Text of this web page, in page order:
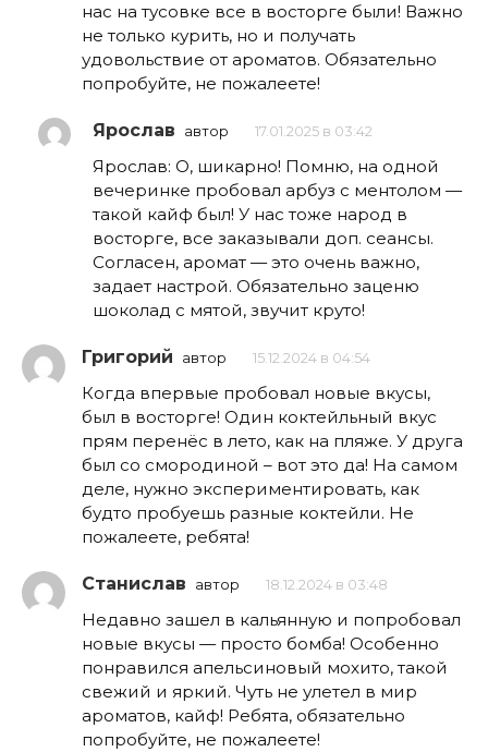
нас на тусовке все в восторге были! Важно
не только курить, но и получать
удовольствие от ароматов. Обязательно
попробуйте, не пожалеете!
Ярослав автор 17.01.2025 в 03:42
Ярослав: О, шикарно! Помню, на одной
вечеринке пробовал арбуз с ментолом —
такой кайф был! У нас тоже народ в
восторге, все заказывали доп. сеансы.
Согласен, аромат — это очень важно,
задает настрой. Обязательно заценю
шоколад с мятой, звучит круто!
Григорий автор 15.12.2024 в 04:54
Когда впервые пробовал новые вкусы,
был в восторге! Один коктейльный вкус
прям перенёс в лето, как на пляже. У друга
был со смородиной – вот это да! На самом
деле, нужно экспериментировать, как
будто пробуешь разные коктейли. Не
пожалеете, ребята!
Станислав автор 18.12.2024 в 03:48
Недавно зашел в кальянную и попробовал
новые вкусы — просто бомба! Особенно
понравился апельсиновый мохито, такой
свежий и яркий. Чуть не улетел в мир
ароматов, кайф! Ребята, обязательно
попробуйте, не пожалеете!